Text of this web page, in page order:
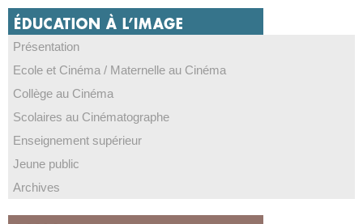
Présentation
Ecole et Cinéma / Maternelle au Cinéma
Collège au Cinéma
Scolaires au Cinématographe
Enseignement supérieur
Jeune public
Archives